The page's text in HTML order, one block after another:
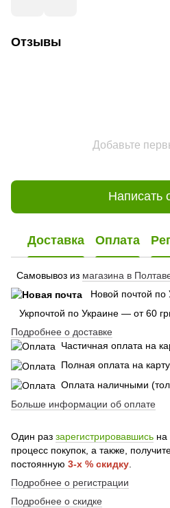
Отзывы
Добавьте
Написать
Доставка Оплата
Самовывоз из магазина в
Новой почтой по
Укрпочтой по Украине — от 60
Подробнее о доставке
Частичная оплата на
Полная оплата на карту
Оплата наличными
Больше информации об оплате
Один раз зарегистрировавшись на
процесс покупок, а также,
постоянную 3-х % скидку
Подробнее о регистрации
Подробнее о скидке